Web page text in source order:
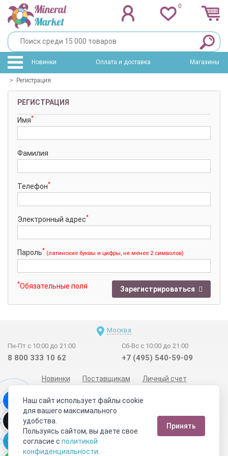
0
Новинки Оплата и доставка Магазины
> Регистрация
РЕГИСТРАЦИЯ
Имя*
Фамилия
Телефон*
Электронный адрес*
Пароль* (латинские буквы и цифры, не менее 2 символов)
*Обязательные поля Зарегистрироваться
Москва
Пн-Пт с 10:00 до 21:00
8 800 333 10 62
Сб-Вс с 10:00 до 21:00
+7 (495) 540-59-09
Новинки Поставщикам
Личный счет
Отзывы покупателей
Сертификаты
Обратная связь
СОУТ
Телеграм
Max
Наш сайт использует файлы cookie
для вашего максимального
удобства.
Пользуясь сайтом, вы даете свое
согласие с политикой
конфиденциальности
Принять